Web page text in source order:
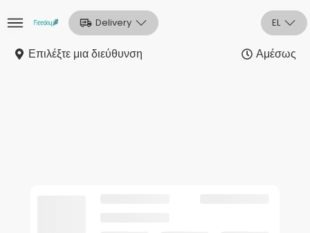
Αρχική
Delivery EL
Επιλέξτε μια διεύθυνση Αμέσως